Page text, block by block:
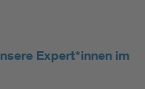
Expert*innen im